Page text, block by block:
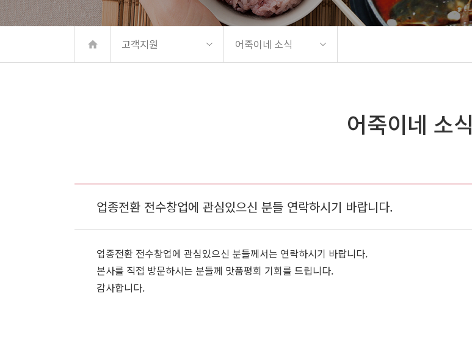
고객지원 어죽이네 소식
어죽이네 소식
업종전환 전수창업에 관심있으신 분들 연락하시기 바랍니다.
업종전환 전수창업에 관심있으신 분들께서는 연락하시기 바랍니다.
본사를 직접 방문하시는 분들께 맛품평회 기회를 드립니다.
감사합니다.